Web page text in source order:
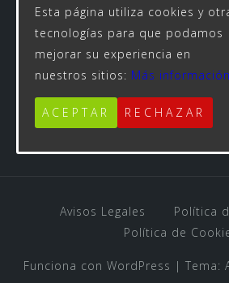
Guadaíra
Avisos Legales
Política
Política de
Funciona con WordPress | Tema:
Esta página utiliza cookies y
tecnologías para que podamos
mejorar su experiencia en
nuestros sitios: Más información.
ACEPTAR RECHAZAR